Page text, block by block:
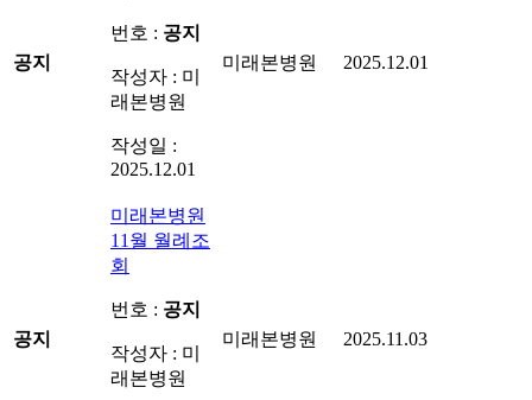
공지
번호 : 공지
작성자 : 미
래본병원
작성일 :
2025.12.01
미래본병원 2025.12.01
공지
미래본병원
11월 월례조
회
번호 : 공지
작성자 : 미
래본병원
미래본병원 2025.11.03